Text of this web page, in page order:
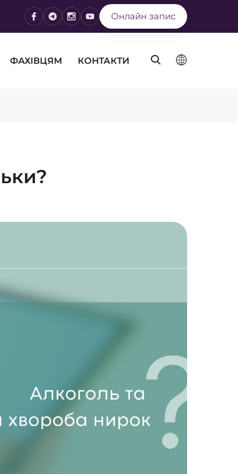
Онлайн запис
ФАХІВЦЯМ КОНТАКТИ